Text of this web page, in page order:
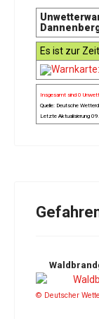
Es ist zur
Insgesamt sind 0
Quelle: Deutsche
Letzte Aktualisierung
© Deutscher